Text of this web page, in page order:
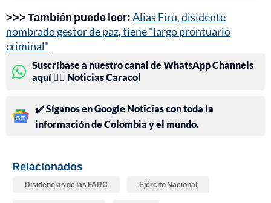
>>> También puede leer:Alias Firu, disidente
nombrado gestor de paz, tiene "largo prontuario
criminal"
Suscríbase a nuestro canal de WhatsApp Channels
aquí 👉🏻 Noticias Caracol
✔️ Síganos en Google Noticias con toda la
información de Colombia y el mundo.
Relacionados
Disidencias de las FARC Ejército Nacional